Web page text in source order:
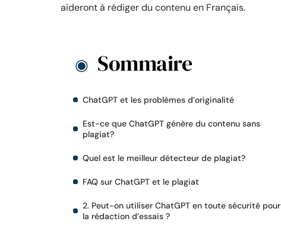
aideront à rédiger du contenu en Français.
Sommaire
ChatGPT et les problèmes d’originalité
Est-ce que ChatGPT génère du contenu sans
plagiat?
Quel est le meilleur détecteur de plagiat?
FAQ sur ChatGPT et le plagiat
2. Peut-on utiliser ChatGPT en toute sécurité pour
la rédaction d’essais ?